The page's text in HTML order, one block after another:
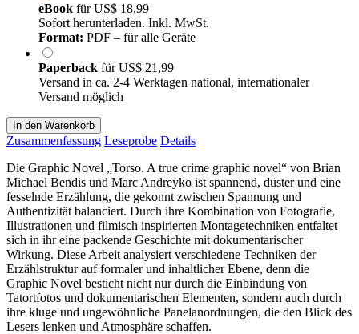
eBook fürUS$ 18,99
Sofort herunterladen. Inkl. MwSt.
Format: PDF – für alle Geräte
Paperback fürUS$ 21,99
Versand in ca. 2-4 Werktagen national, internationaler
Versand möglich
In den Warenkorb
Zusammenfassung Leseprobe Details
Die Graphic Novel „Torso. A true crime graphic novel“ von Brian
Michael Bendis und Marc Andreyko ist spannend, düster und eine
fesselnde Erzählung, die gekonnt zwischen Spannung und
Authentizität balanciert. Durch ihre Kombination von Fotografie,
Illustrationen und filmisch inspirierten Montagetechniken entfaltet
sich in ihr eine packende Geschichte mit dokumentarischer
Wirkung. Diese Arbeit analysiert verschiedene Techniken der
Erzählstruktur auf formaler und inhaltlicher Ebene, denn die
Graphic Novel besticht nicht nur durch die Einbindung von
Tatortfotos und dokumentarischen Elementen, sondern auch durch
ihre kluge und ungewöhnliche Panelanordnungen, die den Blick des
Lesers lenken und Atmosphäre schaffen.